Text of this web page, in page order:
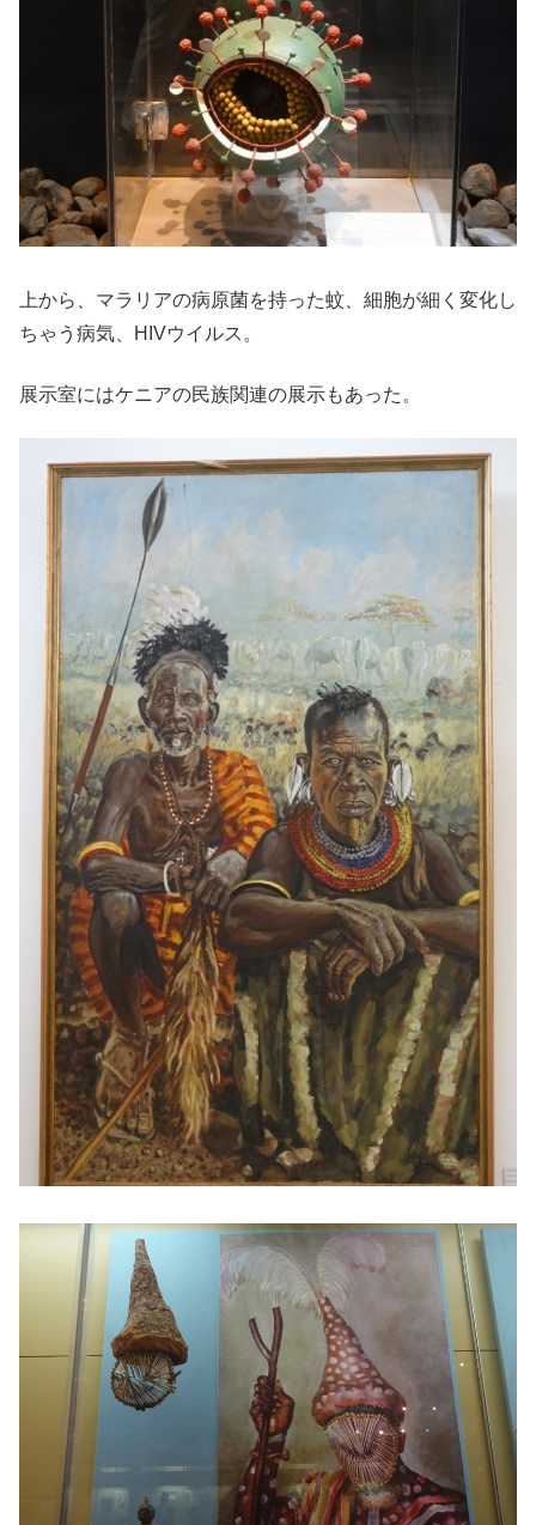
上から、マラリアの病原菌を持った蚊、細胞が細く変化し
ちゃう病気、HIVウイルス。
展示室にはケニアの民族関連の展示もあった。